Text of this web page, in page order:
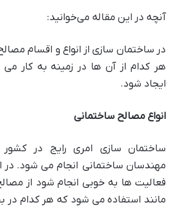
آنچه در این مقاله می‌خوانید:
در ساختمان سازی از انواع و اقسام
هر کدام از آن ها در زمینه به کار می
ایجاد شود.
انواع مصالح ساختمانی
ساختمان سازی امری رایج در
مهندسان ساختمانی انجام می شود. در
فعالیت ها به خوبی انجام شود از
مانند استفاده می شود که هر کدام